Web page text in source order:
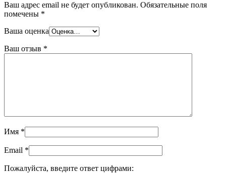
Ваш адрес email не будет опубликован. Обязательные поля
помечены *
Ваша оценка
Ваш отзыв *
Имя *
Email *
Пожалуйста, введите ответ цифрами: